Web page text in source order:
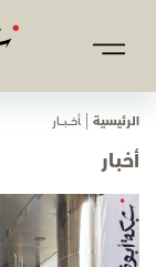
الرئيسية ﺄﺧـــﺒـــﺎر
أخبار